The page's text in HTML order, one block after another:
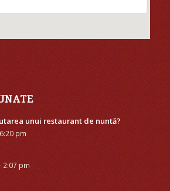
unui restaurant de nuntă?
pm
2:07 pm